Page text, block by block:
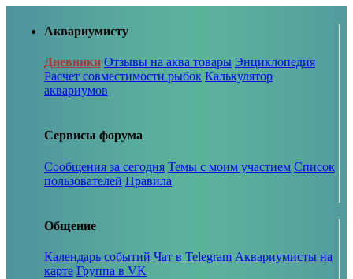
Аквариумисту
Дневники Отзывы на аква товары Энциклопедия
Расчет совместимости рыбок Калькулятор
аквариумов
Сервисы форума
Сообщения за сегодня Темы с моим участием Список
пользователей Правила
Общение
Календарь событий Чат в Telegram Аквариумисты на
карте Группа в VK